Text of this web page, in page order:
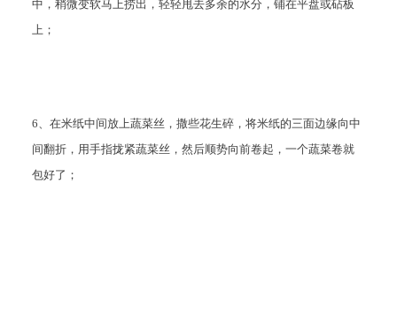
中，稍微变软马上捞出，轻轻甩去多余的水分，铺在平盘或砧板
上；
6、在米纸中间放上蔬菜丝，撒些花生碎，将米纸的三面边缘向中
间翻折，用手指拢紧蔬菜丝，然后顺势向前卷起，一个蔬菜卷就
包好了；